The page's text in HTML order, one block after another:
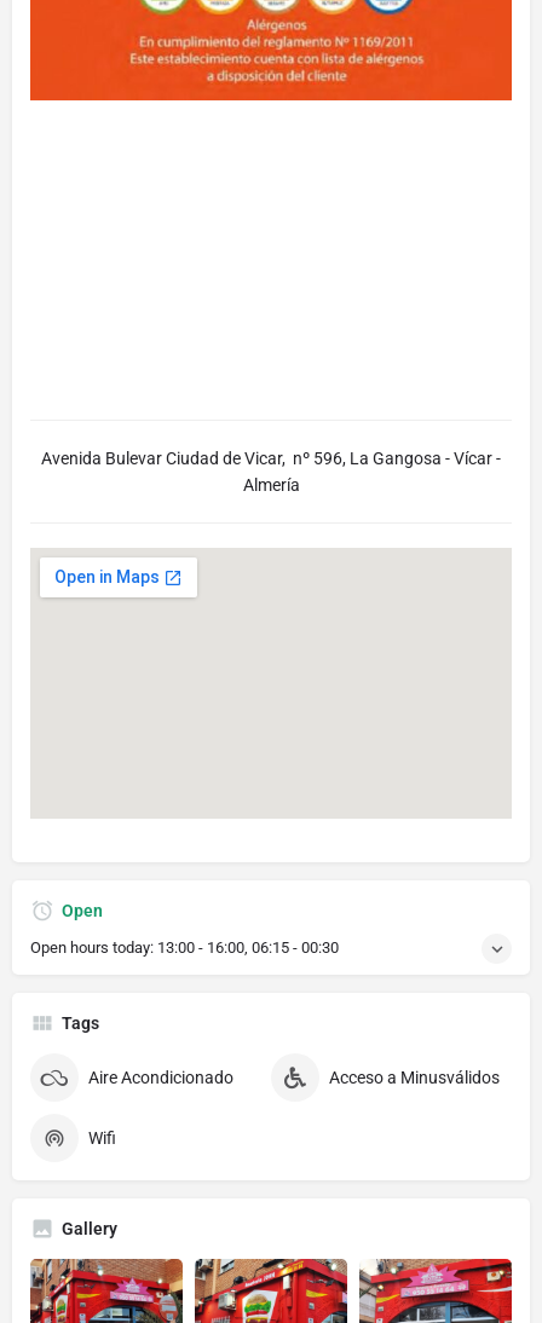
Avenida Bulevar Ciudad de Vicar, nº 596, La Gangosa - Vícar -
Almería
Open
Open hours today: 13:00 - 16:00, 06:15 - 00:30
Tags
Aire Acondicionado Acceso a Minusválidos
Wifi
Gallery